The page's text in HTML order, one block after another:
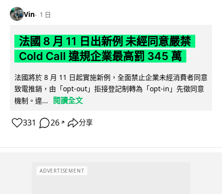
Vin 1 日
法國 8 月 11 日出新例 未經同意嚴禁
Cold Call 違規企業最高罰 345 萬
法國將於 8 月 11 日起實施新例，全面禁止企業未經消費者同意
致電推銷，由「opt-out」拒接登記制轉為「opt-in」先徵同意
機制。違...
閱讀全文
331 26 ↗ 分享
ADVERTISEMENT